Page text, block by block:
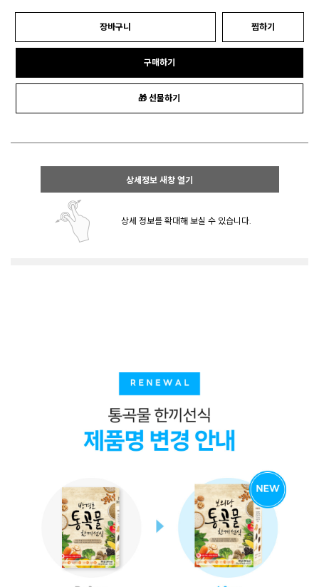
장바구니 찜하기
구매하기
🎁 선물하기
상세정보 새창 열기
상세 정보를 확대해 보실 수 있습니다.